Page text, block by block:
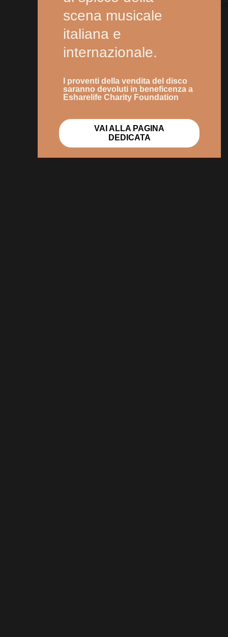
VAI ALLA PAGINA
DEDICATA
scena musicale
italiana e
internazionale.
I proventi della vendita del disco
saranno devoluti in beneficenza a
Esharelife Charity Foundation